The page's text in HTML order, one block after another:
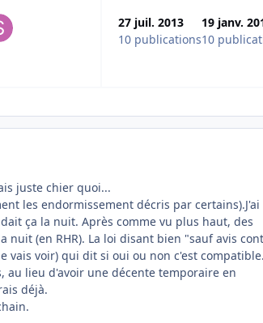
27 juil. 2013
10 publications
19 janv.
10
juste chier quoi...
les endormissement décris par certains).J'ai
ça la nuit. Après comme vu plus haut, des
nuit (en RHR). La loi disant bien "sauf avis
vais voir) qui dit si oui ou non c'est
lieu d'avoir une décente temporaire en
déjà.